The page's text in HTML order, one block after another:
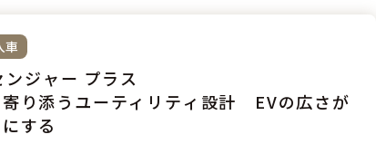
車
ジャー プラス
り添うユーティリティ設計 EVの広さが
する